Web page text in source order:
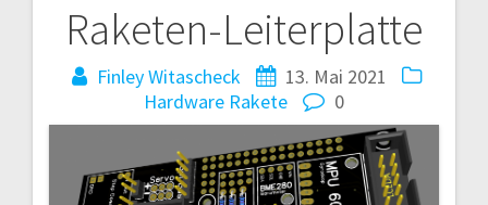
Raketen-Leiterplatte
Finley Witascheck
13. Mai 2021
Hardware Rakete 0
Beitragsnavigation